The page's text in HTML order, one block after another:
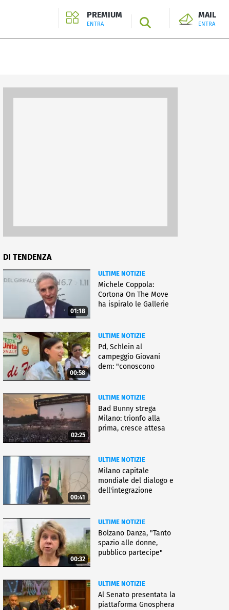
PREMIUM
ENTRA SEARCH
MAIL
ENTRA
DI TENDENZA
01:18
ULTIME NOTIZIE
Michele Coppola:
Cortona On The Move
ha ispiralo le Gallerie
00:58
ULTIME NOTIZIE
Pd, Schlein al
campeggio Giovani
dem: "conoscono
02:25
ULTIME NOTIZIE
Bad Bunny strega
Milano: trionfo alla
prima, cresce attesa
00:41
ULTIME NOTIZIE
Milano capitale
mondiale del dialogo e
dell'integrazione
00:32
ULTIME NOTIZIE
Bolzano Danza, "Tanto
spazio alle donne,
pubblico partecipe"
ULTIME NOTIZIE
Al Senato presentata la
piattaforma Gnosphera